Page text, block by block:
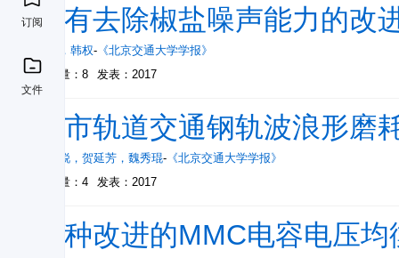
订阅
文件
具有去除椒盐噪声能力的改
， 韩权- 《北京交通大学学报》
被引量：8
发表：2017
城市轨道交通钢轨波浪形磨
翟国锐 ， 贺延芳 ， 魏秀琨- 《北京交通大学学报》
被引量：4
发表：2017
一种改进的MMC电容电压